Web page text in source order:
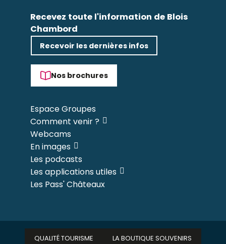
Recevez toute l'information de Blois
Chambord
Recevoir les dernières infos
Nos brochures
Espace Groupes
Comment venir ?
Webcams
En images
Les podcasts
Les applications utiles
Les Pass' Châteaux
QUALITÉ TOURISME LA BOUTIQUE SOUVENIRS